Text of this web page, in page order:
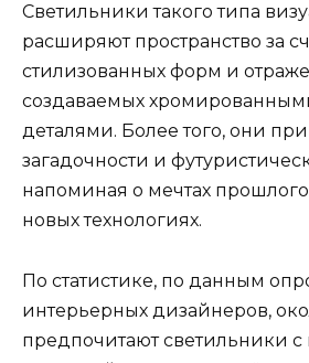
Светильники такого типа
расширяют пространство за
стилизованных форм и
создаваемых
деталями. Более того, они
загадочности и
напоминая о мечтах
новых технологиях.
По статистике, по данным
интерьерных дизайнеров,
предпочитают светильники с